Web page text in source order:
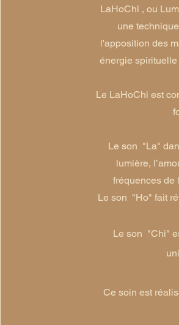
LaHoChi , ou
une
l'apposition des
énergie
Le LaHoChi est
Le son "La"
lumière,
fréquences de
Le son "Ho" fait
Le son "Chi"
Ce soin est